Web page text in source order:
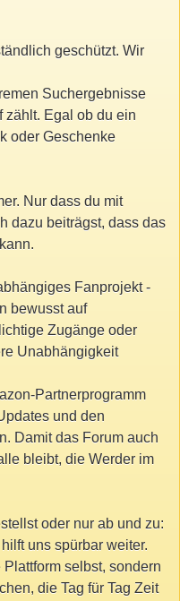
geschützt. Wir
Suchergebnisse
zählt. Egal ob du ein
oder Geschenke
Nur dass du mit
dazu beiträgst, dass das
Fanprojekt -
bewusst auf
Zugänge oder
Unabhängigkeit
Partnerprogramm
und den
Damit das Forum auch
bleibt, die Werder im
oder nur ab und zu:
uns spürbar weiter.
selbst, sondern
die Tag für Tag Zeit